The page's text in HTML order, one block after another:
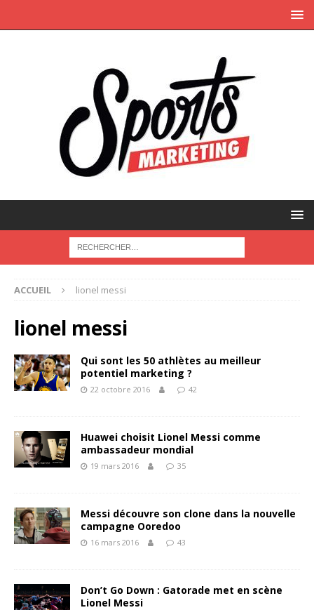
ACCUEIL lionel messi
lionel messi
Qui sont les 50 athlètes au meilleur
potentiel marketing ?
22 octobre 2016 42
Huawei choisit Lionel Messi comme
ambassadeur mondial
19 mars 2016 35
Messi découvre son clone dans la nouvelle
campagne Ooredoo
16 mars 2016 43
Don’t Go Down : Gatorade met en scène
Lionel Messi